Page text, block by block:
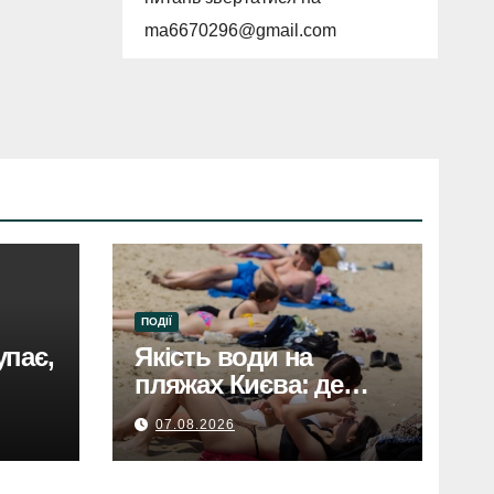
ma6670296@gmail.com
ПОДІЇ
Якість води на
пляжах Києва: де
можна
купатисяЯкість води
на пляжах Києва:
07.08.2026